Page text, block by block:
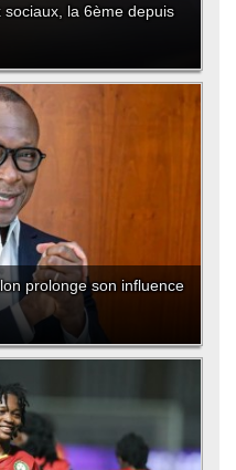
la 6ème depuis
prolonge son influence